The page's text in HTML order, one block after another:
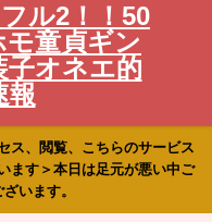
ル2！！50
童貞ギン
子オネエ的
報
ス、閲覧、こちらのサービス
ます＞本日は足元が悪い中ご
います。